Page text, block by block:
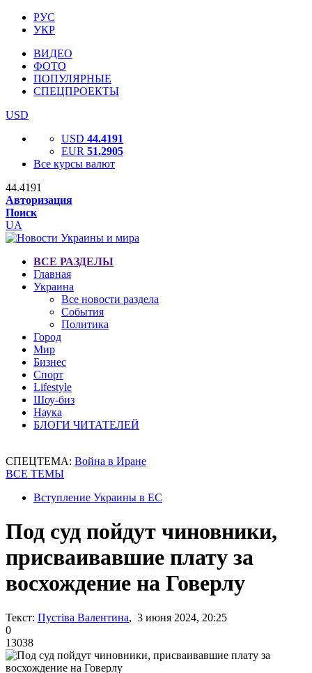
РУС
УКР
ВИДЕО
ФОТО
ПОПУЛЯРНЫЕ
СПЕЦПРОЕКТЫ
USD
USD 44.4191
EUR 51.2905
Все курсы валют
44.4191
Авторизация
Поиск
UA
ВСЕ РАЗДЕЛЫ
Главная
Украина
Все новости раздела
События
Политика
Город
Мир
Бизнес
Спорт
Lifestyle
Шоу-биз
Наука
БЛОГИ ЧИТАТЕЛЕЙ
СПЕЦТЕМА: Война в Иране
ВСЕ ТЕМЫ
Вступление Украины в ЕС
Под суд пойдут чиновники,
присваивавшие плату за
восхождение на Говерлу
Текст: Пустіва Валентина, 3 июня 2024, 20:25
0
13038